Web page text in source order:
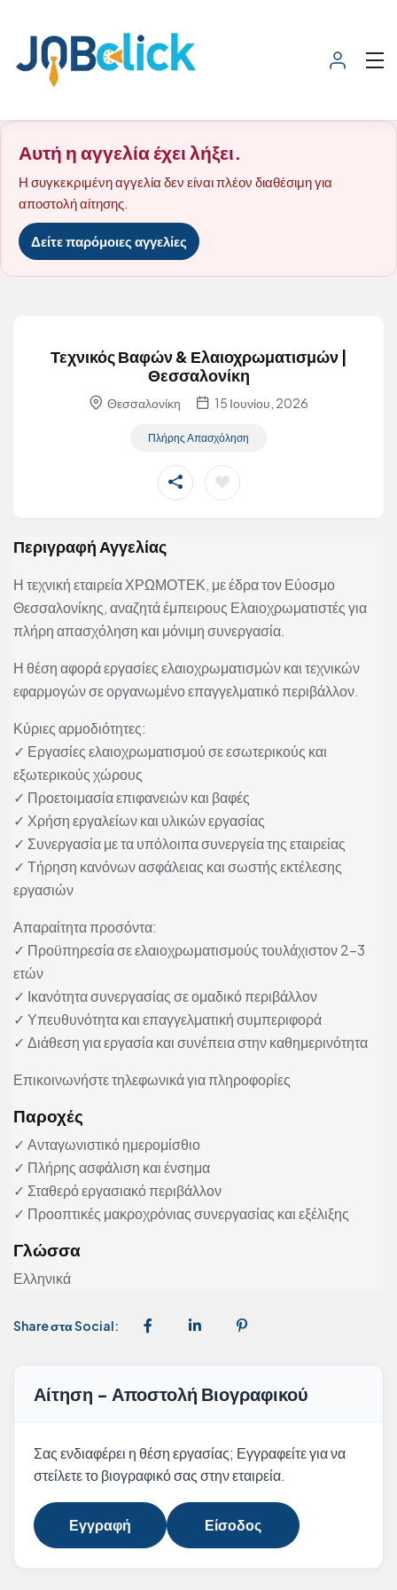
Αυτή η αγγελία έχει λήξει.
Η συγκεκριμένη αγγελία δεν είναι πλέον διαθέσιμη για
αποστολή αίτησης.
Δείτε παρόμοιες αγγελίες
Τεχνικός Βαφών & Ελαιοχρωματισμών |
Θεσσαλονίκη
Θεσσαλονίκη 15 Ιουνίου, 2026
Πλήρης Απασχόληση
Περιγραφή Αγγελίας
Η τεχνική εταιρεία ΧΡΩΜΟΤΕΚ, με έδρα τον Εύοσμο
Θεσσαλονίκης, αναζητά έμπειρους Ελαιοχρωματιστές για
πλήρη απασχόληση και μόνιμη συνεργασία.
Η θέση αφορά εργασίες ελαιοχρωματισμών και τεχνικών
εφαρμογών σε οργανωμένο επαγγελματικό περιβάλλον.
Κύριες αρμοδιότητες:
✓ Εργασίες ελαιοχρωματισμού σε εσωτερικούς και
εξωτερικούς χώρους
✓ Προετοιμασία επιφανειών και βαφές
✓ Χρήση εργαλείων και υλικών εργασίας
✓ Συνεργασία με τα υπόλοιπα συνεργεία της εταιρείας
✓ Τήρηση κανόνων ασφάλειας και σωστής εκτέλεσης
εργασιών
Απαραίτητα προσόντα:
✓ Προϋπηρεσία σε ελαιοχρωματισμούς τουλάχιστον 2-3
ετών
✓ Ικανότητα συνεργασίας σε ομαδικό περιβάλλον
✓ Υπευθυνότητα και επαγγελματική συμπεριφορά
✓ Διάθεση για εργασία και συνέπεια στην καθημερινότητα
Επικοινωνήστε τηλεφωνικά για πληροφορίες
Παροχές
✓ Ανταγωνιστικό ημερομίσθιο
✓ Πλήρης ασφάλιση και ένσημα
✓ Σταθερό εργασιακό περιβάλλον
✓ Προοπτικές μακροχρόνιας συνεργασίας και εξέλιξης
Γλώσσα
Ελληνικά
Share στα Social:
Αίτηση - Αποστολή Βιογραφικού
Σας ενδιαφέρει η θέση εργασίας; Εγγραφείτε για να
στείλετε το βιογραφικό σας στην εταιρεία.
Εγγραφή Είσοδος